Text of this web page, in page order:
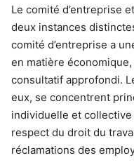
Le comité d’entreprise
deux instances
comité d’entreprise a
en matière
consultatif approfondi.
eux, se concentrent
individuelle et
respect du droit du
réclamations des